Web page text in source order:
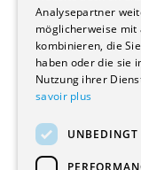
Innere Umbauten
Gastgewerbe und
Schuleinrichtungen
Medizinische
Kultur - Sport -
Industrie - Handwerk
Analysepartner
möglicherweise
kombinieren, die
haben oder die sie
Nutzung ihrer
savoir plus
UNBEDINGT